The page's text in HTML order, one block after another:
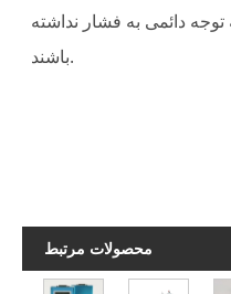
توجه دائمی به فشار نداشته
باشند.
محصولات مرتبط